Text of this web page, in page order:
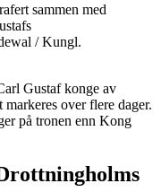
sammen med
/ Kungl.
Gustaf konge av
over flere dager.
på tronen enn Kong